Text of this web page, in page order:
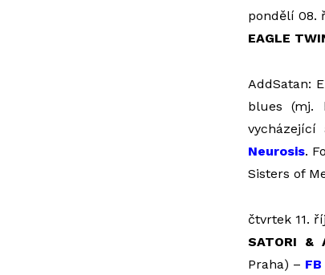
pondělí 08.
EAGLE
AddSatan:
blues (mj.
Neurosis.
Sisters of
čtvrtek 11.
SATORI &
Praha) –